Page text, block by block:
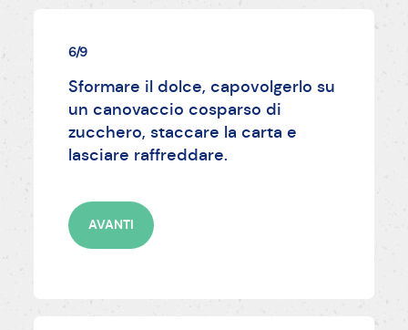
6/9
Sformare il dolce, capovolgerlo su
un canovaccio cosparso di
zucchero, staccare la carta e
lasciare raffreddare.
AVANTI